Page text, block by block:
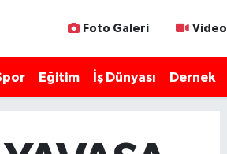
Foto Galeri Video
Eğitim İş Dünyası Dernek